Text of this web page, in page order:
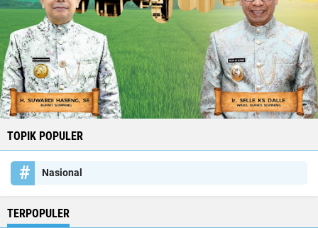
TOPIK POPULER
Nasional
TERPOPULER